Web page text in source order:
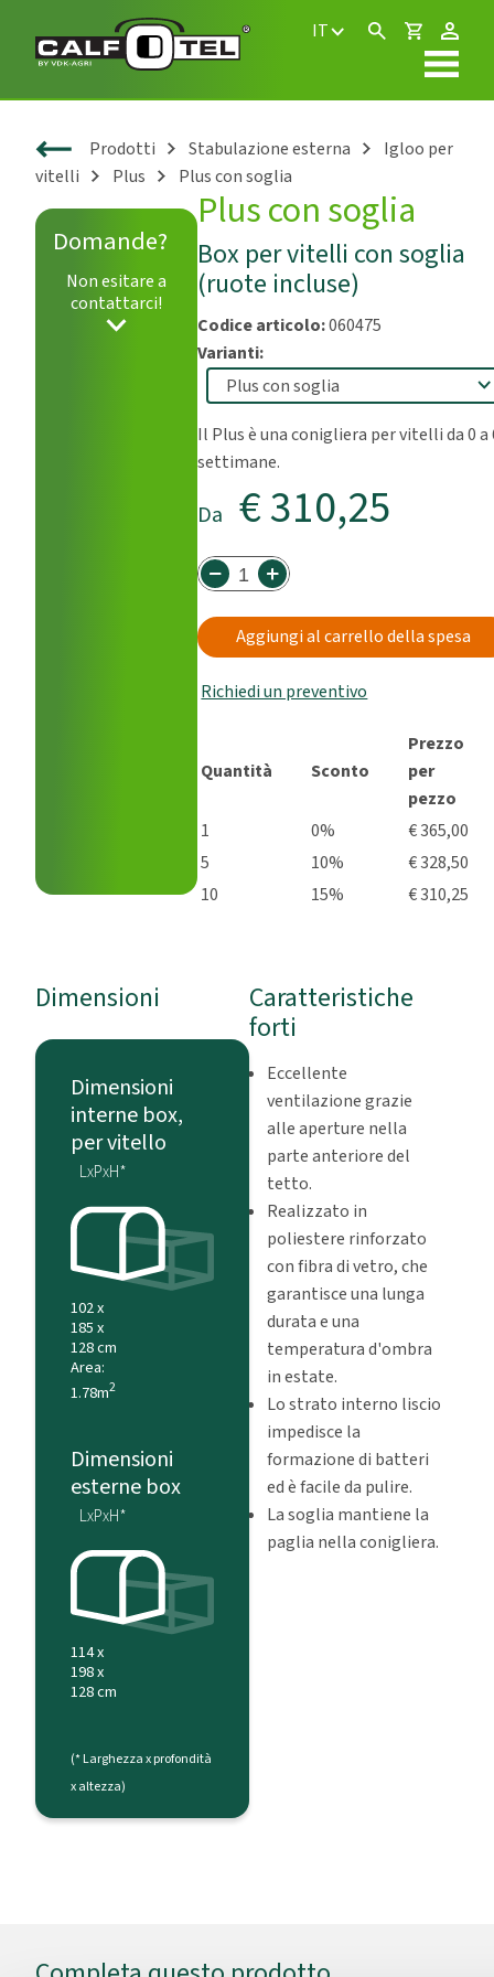
IT
Prodotti Stabulazione esterna
Igloo per
vitelli
Plus Plus con soglia
Domande?
Non esitare a
contattarci!
Plus con soglia
Box per vitelli con soglia
(ruote incluse)
Codice articolo:060475
Varianti:
Il Plus è una conigliera per vitelli da 0 a
settimane.
Da € 310,25
Aggiungi al carrello della spesa
Richiedi un preventivo
Quantità Sconto
Prezzo
per
pezzo
1
0%
€ 365,00
5
10%
€ 328,50
10
15% € 310,25
Dimensioni
Dimensioni
interne box,
per vitello
LxPxH*
102 x
185 x
128 cm
Area:
1.78m2
Dimensioni
esterne box
LxPxH*
114 x
198 x
128 cm
(* Larghezza x profondità
x altezza)
Caratteristiche
forti
Eccellente
ventilazione grazie
alle aperture nella
parte anteriore del
tetto.
Realizzato in
poliestere rinforzato
con fibra di vetro, che
garantisce una lunga
durata e una
temperatura d'ombra
in estate.
Lo strato interno liscio
impedisce la
formazione di batteri
ed è facile da pulire.
La soglia mantiene la
paglia nella conigliera.